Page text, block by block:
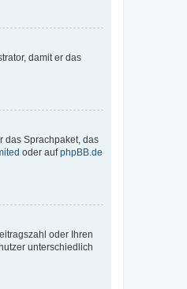
damit er das
das Sprachpaket, das
oder aufphpBB.de
oder Ihren
unterschiedlich